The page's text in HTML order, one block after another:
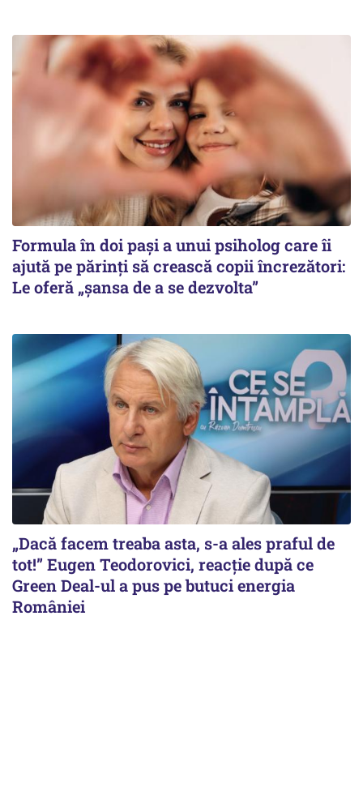
Formula în doi pași a unui psiholog care îi
ajută pe părinți să crească copii încrezători:
Le oferă „șansa de a se dezvolta”
„Dacă facem treaba asta, s-a ales praful de
tot!” Eugen Teodorovici, reacție după ce
Green Deal-ul a pus pe butuci energia
României